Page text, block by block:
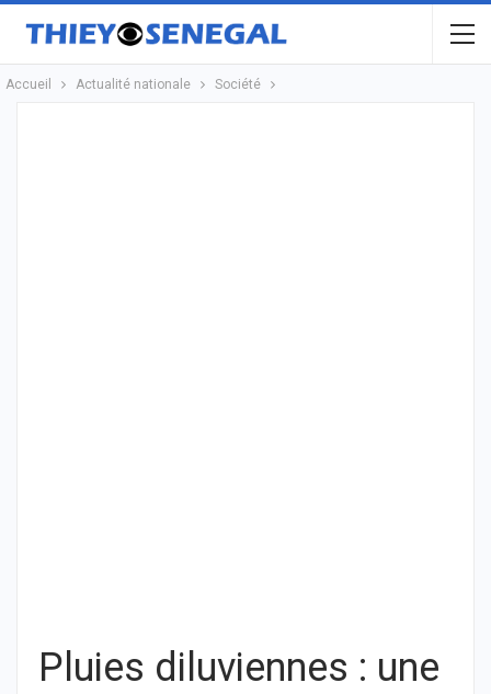
Accueil Actualité nationale Société
Pluies diluviennes : une